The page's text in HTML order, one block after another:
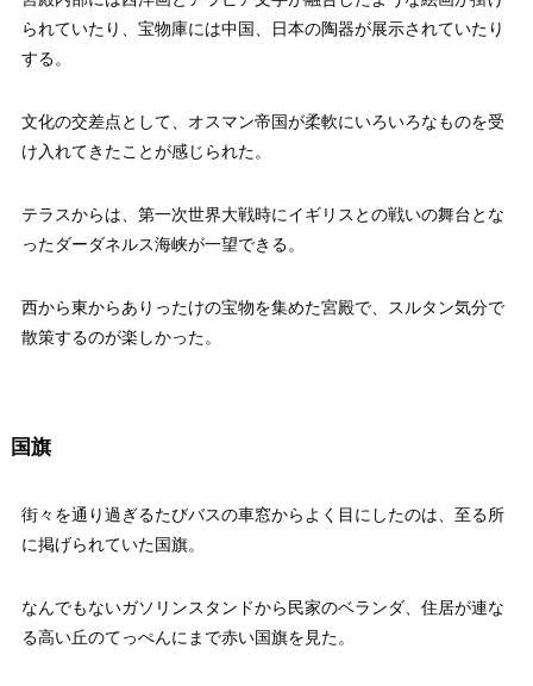
られていたり、宝物庫には中国、日本の陶器が展示されていたり
する。
文化の交差点として、オスマン帝国が柔軟にいろいろなものを受
け入れてきたことが感じられた。
テラスからは、第一次世界大戦時にイギリスとの戦いの舞台とな
ったダーダネルス海峡が一望できる。
西から東からありったけの宝物を集めた宮殿で、スルタン気分で
散策するのが楽しかった。
国旗
街々を通り過ぎるたびバスの車窓からよく目にしたのは、至る所
に掲げられていた国旗。
なんでもないガソリンスタンドから民家のベランダ、住居が連な
る高い丘のてっぺんにまで赤い国旗を見た。